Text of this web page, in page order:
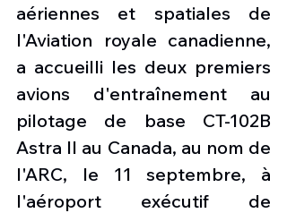
aériennes et spatiales de
l'Aviation royale canadienne,
a accueilli les deux premiers
avions d'entraînement au
pilotage de base CT-102B
Astra II au Canada, au nom de
l'ARC, le 11 septembre, à
l'aéroport exécutif de